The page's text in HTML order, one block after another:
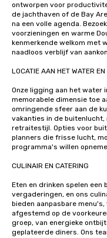
ontworpen voor
de jachthaven of de Bay
na een volle agenda.
voorzieningen en warme
kenmerkende welkom met
naadloos verblijf van
LOCATIE AAN HET WATER
Onze ligging aan het water
memorabele dimensie toe
omringende sfeer aan de
vakanties in de
retraitestijl. Opties voor
planners die frisse lucht,
programma's willen
CULINAIR EN CATERING
Eten en drinken spelen een
vergaderingen, en ons
bieden aanpasbare
afgestemd op de
groep, van energieke
geplateerde diners. Ons